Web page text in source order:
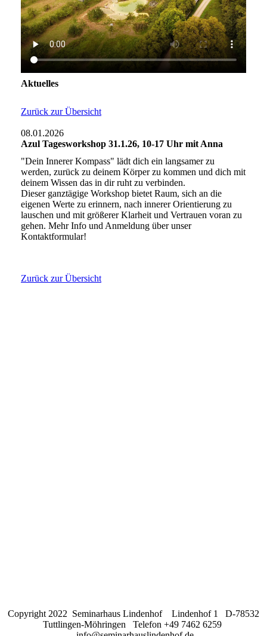
Aktuelles
Zurück zur Übersicht
08.01.2026
Azul Tagesworkshop 31.1.26, 10-17 Uhr mit Anna
"Dein Innerer Kompass" lädt dich ein langsamer zu
werden, zurück zu deinem Körper zu kommen und dich mit
deinem Wissen das in dir ruht zu verbinden.
Dieser ganztägige Workshop bietet Raum, sich an die
eigenen Werte zu erinnern, nach innerer Orientierung zu
lauschen und mit größerer Klarheit und Vertrauen voran zu
gehen. Mehr Info und Anmeldung über unser
Kontaktformular!
Zurück zur Übersicht
Copyright 2022 Seminarhaus Lindenhof Lindenhof 1 D-78532
Tuttlingen-Möhringen Telefon +49 7462 6259